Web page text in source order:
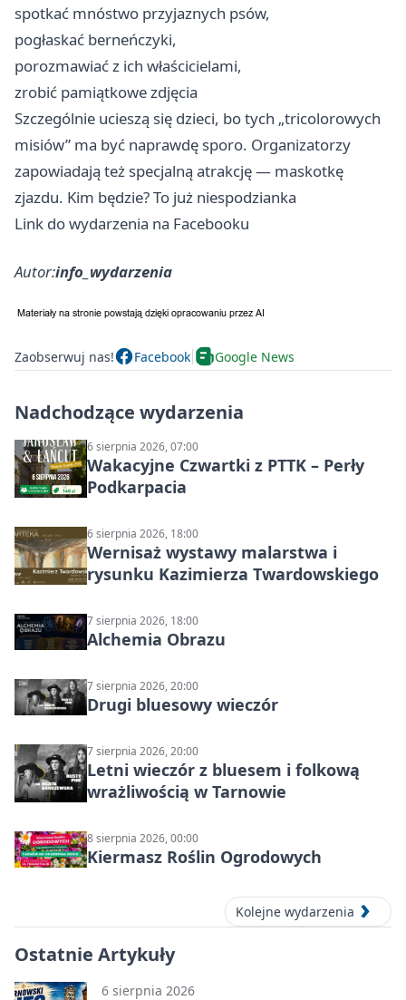
spotkać mnóstwo przyjaznych psów,
pogłaskać berneńczyki,
porozmawiać z ich właścicielami,
zrobić pamiątkowe zdjęcia
Szczególnie ucieszą się dzieci, bo tych „tricolorowych
misiów” ma być naprawdę sporo. Organizatorzy
zapowiadają też specjalną atrakcję — maskotkę
zjazdu. Kim będzie? To już niespodzianka
Link do wydarzenia na Facebooku
Autor:info_wydarzenia
Zaobserwuj nas! Facebook Google News
Nadchodzące wydarzenia
6 sierpnia 2026, 07:00
Wakacyjne Czwartki z PTTK – Perły
Podkarpacia
6 sierpnia 2026, 18:00
Wernisaż wystawy malarstwa i
rysunku Kazimierza Twardowskiego
7 sierpnia 2026, 18:00
Alchemia Obrazu
7 sierpnia 2026, 20:00
Drugi bluesowy wieczór
7 sierpnia 2026, 20:00
Letni wieczór z bluesem i folkową
wrażliwością w Tarnowie
8 sierpnia 2026, 00:00
Kiermasz Roślin Ogrodowych
Kolejne wydarzenia
Ostatnie Artykuły
6 sierpnia 2026